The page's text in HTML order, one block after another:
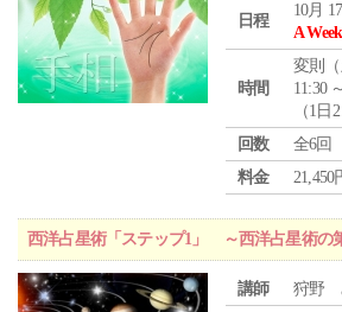
日程
10月
A Week
時間
変則（
11:30
（1日
回数
全6回
料金
21,450
西洋占星術「ステップ1」 ～西洋占星術の
講師 狩野